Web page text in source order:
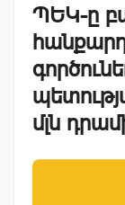
ՊԵԿ-ը
մլն